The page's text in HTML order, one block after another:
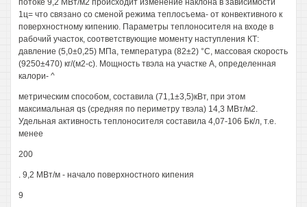
потоке 9,2 МВт/м2 происходит изменение наклона в зависимости
1ц= что связано со сменой режима теплосъема- от конвективного к
поверхностному кипению. Параметры теплоносителя на входе в
рабочий участок, соответствующие моменту наступления КТ:
давление (5,0±0,25) МПа, температура (82±2) °С, массовая скорость
(9250±470) кг/(м2-с). Мощность твэла на участке А, определенная
калори- ^
метрическим способом, составила (71,1±3,5)кВт, при этом
максимальная qs (средняя по периметру твэла) 14,3 МВт/м2.
Удельная активность теплоносителя составила 4,07-106 Бк/л, т.е.
менее
200
. 9,2 МВт/м - начало поверхностного кипения
9